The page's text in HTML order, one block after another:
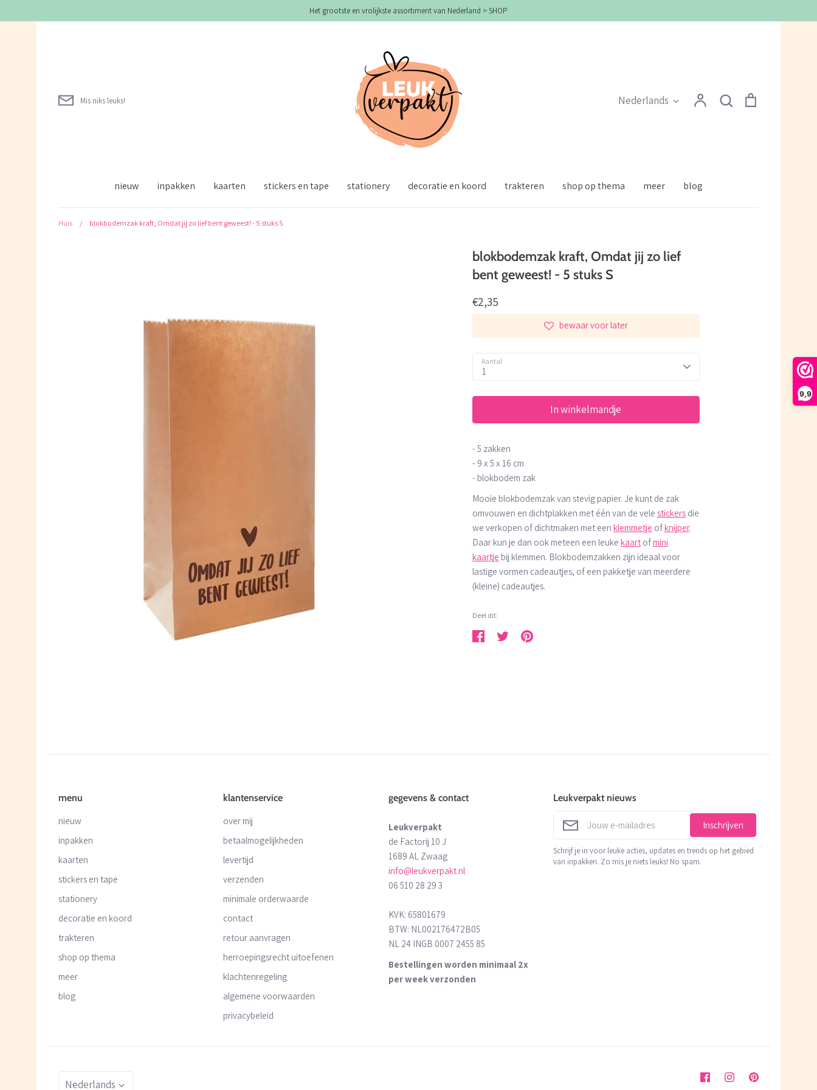
9,9
naar
Het grootste en vrolijkste assortiment van Nederland > SHOP
Mis niks leuks! Taal
Nederlands Account Zoeken
nieuw inpakken kaarten stickers en tape stationery decoratie en koord trakteren shop op thema meer blog
Huis / blokbodemzak kraft, Omdat jij zo lief bent geweest! - 5 stuks S
blokbodemzak kraft, Omdat jij zo lief
bent geweest! - 5 stuks S
€2,35
bewaar voor later
Aantal
1
In winkelmandje
- 5 zakken
- 9 x 5 x 16 cm
- blokbodem zak
Mooie blokbodemzak van stevig papier. Je kunt de zak
omvouwen en dichtplakken met één van de vele stickers die
we verkopen of dichtmaken met een klemmetje ofknijper.
Daar kun je dan ook meteen een leuke kaart ofmini
kaartje bij klemmen. Blokbodemzakken zijn ideaal voor
lastige vormen cadeautjes, of een pakketje van meerdere
(kleine) cadeautjes.
Deel dit:
menu
nieuw
inpakken
kaarten
stickers en tape
stationery
decoratie en koord
trakteren
shop op thema
meer
blog
klantenservice
over mij
betaalmogelijkheden
levertijd
verzenden
minimale orderwaarde
contact
retour aanvragen
herroepingsrecht uitoefenen
klachtenregeling
algemene voorwaarden
privacybeleid
gegevens & contact
Leukverpakt
de Factorij 10 J
1689 AL Zwaag
info@leukverpakt.nl
06 510 28 29 3
KVK: 65801679
BTW: NL002176472B05
NL 24 INGB 0007 2455 85
Bestellingen worden minimaal 2x
per week verzonden
Leukverpakt nieuws
Inschrijven
Schrijf je in voor leuke acties, updates en trends op het gebied
van inpakken. Zo mis je niets leuks! No spam.
Taal
Nederlands